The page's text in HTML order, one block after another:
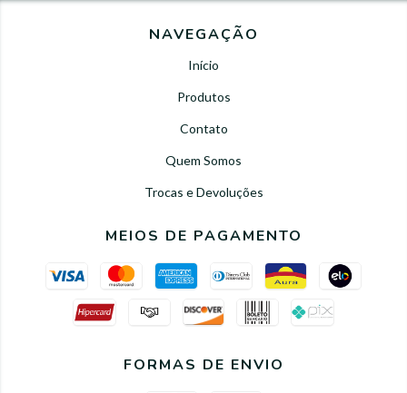
NAVEGAÇÃO
Início
Produtos
Contato
Quem Somos
Trocas e Devoluções
MEIOS DE PAGAMENTO
FORMAS DE ENVIO